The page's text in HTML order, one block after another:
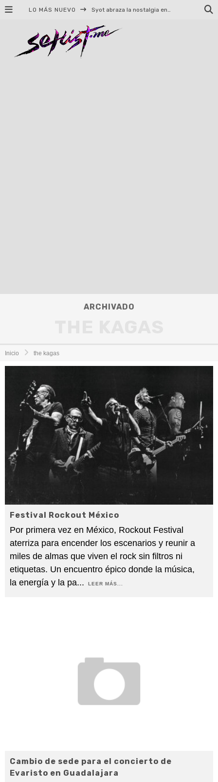
LO MÁS NUEVO Syot abraza la nostalgia en «Blame», el primer adelanto de su EP debut
ARCHIVADO
Inicio the kagas
Festival Rockout México
Por primera vez en México, Rockout Festival
aterriza para encender los escenarios y reunir a
miles de almas que viven el rock sin filtros ni
etiquetas. Un encuentro épico donde la música,
la energía y la pa... LEER MÁS...
Cambio de sede para el concierto de
Evaristo en Guadalajara